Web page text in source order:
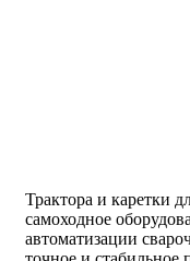
Трактора и каретки
самоходное
автоматизации